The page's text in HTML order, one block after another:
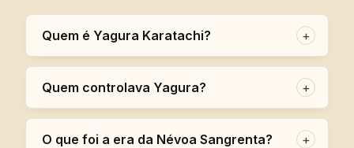
Quem é Yagura Karatachi? +
Quem controlava Yagura? +
O que foi a era da Névoa Sangrenta? +